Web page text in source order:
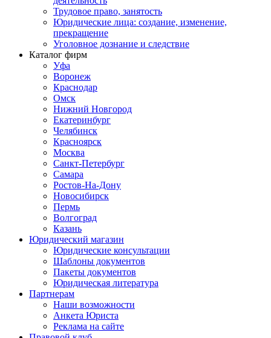
Трудовое право, занятость
Юридические лица: создание, изменение,
прекращение
Уголовное дознание и следствие
Каталог фирм
Уфа
Воронеж
Краснодар
Омск
Нижний Новгород
Екатеринбург
Челябинск
Красноярск
Москва
Санкт-Петербург
Самара
Ростов-На-Дону
Новосибирск
Пермь
Волгоград
Казань
Юридический магазин
Юридические консультации
Шаблоны документов
Пакеты документов
Юридическая литература
Партнерам
Наши возможности
Анкета Юриста
Реклама на сайте